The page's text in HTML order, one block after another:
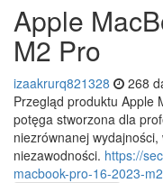
Apple
M2 Pro
izaakrurq821328 268
Przegląd produktu Apple
potęga stworzona dla
niezrównanej wydajności,
niezawodności. https://
macbook-pro-16-2023-